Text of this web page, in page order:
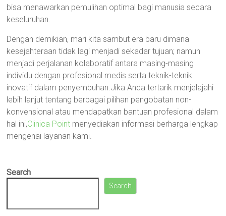
bisa menawarkan pemulihan optimal bagi manusia secara
keseluruhan.
Dengan demikian, mari kita sambut era baru dimana
kesejahteraan tidak lagi menjadi sekadar tujuan; namun
menjadi perjalanan kolaboratif antara masing-masing
individu dengan profesional medis serta teknik-teknik
inovatif dalam penyembuhan.Jika Anda tertarik menjelajahi
lebih lanjut tentang berbagai pilihan pengobatan non-
konvensional atau mendapatkan bantuan profesional dalam
hal ini,Clinica Point menyediakan informasi berharga lengkap
mengenai layanan kami.
Search
Search